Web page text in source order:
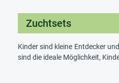
Zuchtsets
Kinder sind kleine Entdecker
sind die ideale Möglichkeit,